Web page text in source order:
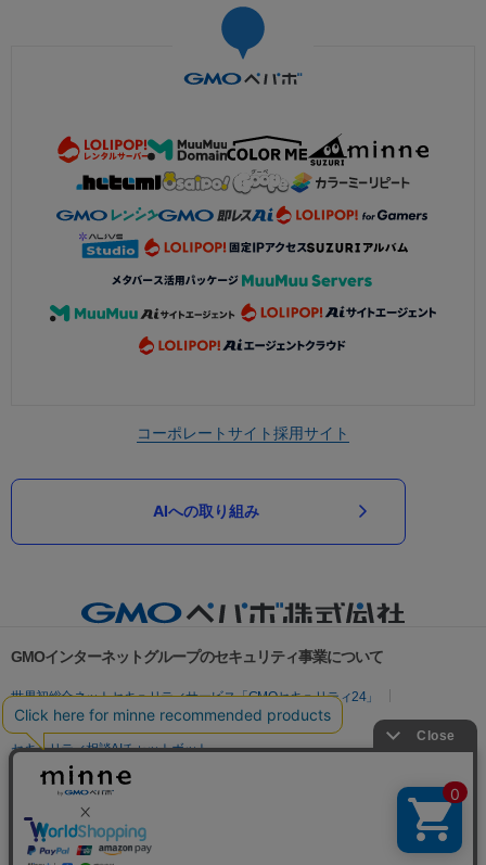
コーポレートサイト採用サイト
AIへの取り組み
GMOインターネットグループのセキュリティ事業について
世界初総合ネットセキュリティサービス「GMOセキュリティ24」
パスワード漏洩診断
Webサイトリスク診断
セキュリティ相談AIチャットボット
実在証明・盗聴対策
サイバー攻撃対策（GMO Flatt Security）
セキュリティ事業の軌跡